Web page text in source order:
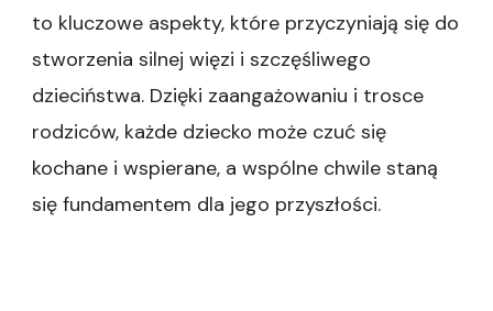
to kluczowe aspekty, które przyczyniają się do
stworzenia silnej więzi i szczęśliwego
dzieciństwa. Dzięki zaangażowaniu i trosce
rodziców, każde dziecko może czuć się
kochane i wspierane, a wspólne chwile staną
się fundamentem dla jego przyszłości.